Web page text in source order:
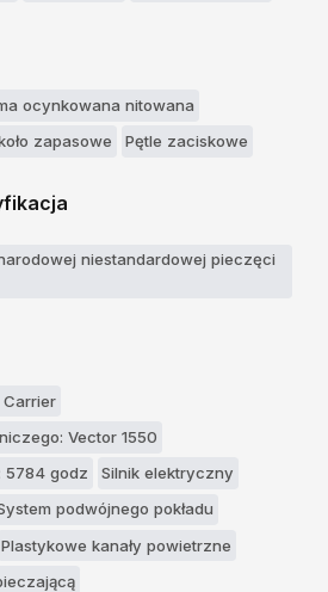
ocynkowana nitowana
zapasowe
Pętle zaciskowe
niestandardowej pieczęci
Carrier
Vector 1550
5784 godz
Silnik elektryczny
podwójnego pokładu
Plastykowe kanały powietrzne